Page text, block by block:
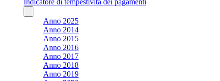
Anno 2025
Anno 2014
Anno 2015
Anno 2016
Anno 2017
Anno 2018
Anno 2019